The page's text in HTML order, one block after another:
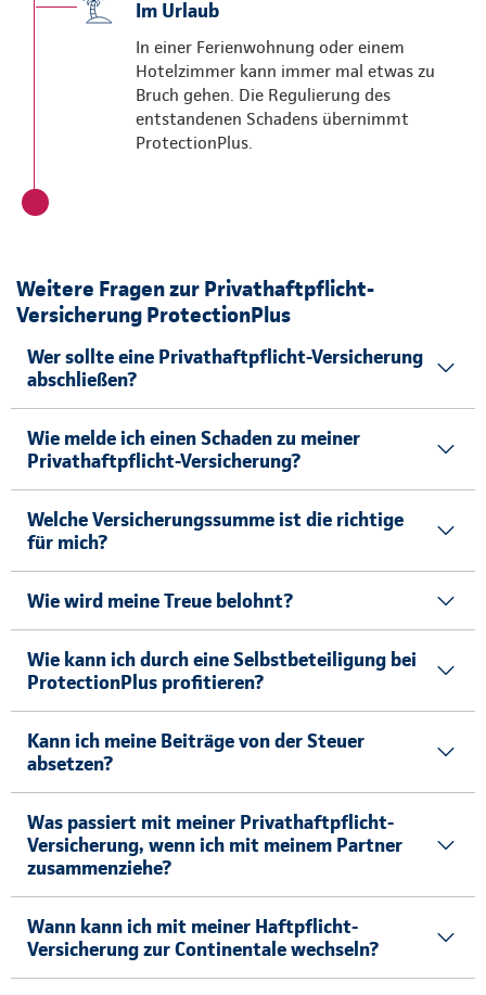
Im Urlaub
In einer Ferienwohnung oder einem
Hotelzimmer kann immer mal etwas zu
Bruch gehen. Die Regulierung des
entstandenen Schadens übernimmt
ProtectionPlus.
Weitere Fragen zur Privathaftpflicht-
Versicherung ProtectionPlus
Wer sollte eine Privathaftpflicht-Versicherung
abschließen?
Wie melde ich einen Schaden zu meiner
Privathaftpflicht-Versicherung?
Welche Versicherungssumme ist die richtige
für mich?
Wie wird meine Treue belohnt?
Wie kann ich durch eine Selbstbeteiligung bei
ProtectionPlus profitieren?
Kann ich meine Beiträge von der Steuer
absetzen?
Was passiert mit meiner Privathaftpflicht-
Versicherung, wenn ich mit meinem Partner
zusammenziehe?
Wann kann ich mit meiner Haftpflicht-
Versicherung zur Continentale wechseln?